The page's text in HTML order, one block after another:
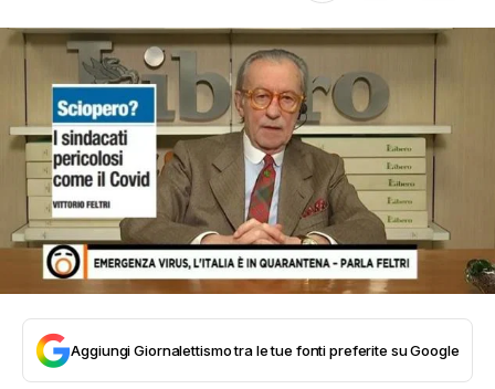
Contatti
Aggiungi Giornalettismo tra le tue fonti preferite su Google